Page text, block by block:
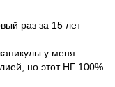
раз за 15 лет
у меня
но этот НГ 100%